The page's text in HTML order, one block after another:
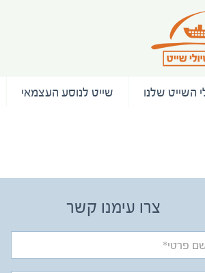
השייט שלנו שייט לנוסע העצמאי
צרו עימנו קשר